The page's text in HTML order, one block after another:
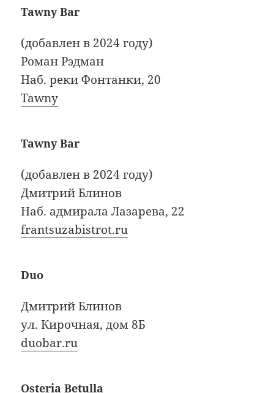
Tawny Bar
(добавлен в 2024 году)
Роман Рэдман
Наб. реки Фонтанки, 20
Tawny
Tawny Bar
(добавлен в 2024 году)
Дмитрий Блинов
Наб. адмирала Лазарева, 22
frantsuzabistrot.ru
Duo
Дмитрий Блинов
ул. Кирочная, дом 8Б
duobar.ru
Osteria Betulla